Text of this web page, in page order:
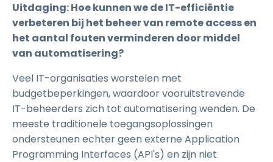
Uitdaging: Hoe kunnen we de IT-efficiëntie
verbeteren bij het beheer van remote access en
het aantal fouten verminderen door middel
van automatisering?
Veel IT-organisaties worstelen met
budgetbeperkingen, waardoor vooruitstrevende
IT-beheerders zich tot automatisering wenden. De
meeste traditionele toegangsoplossingen
ondersteunen echter geen externe Application
Programming Interfaces (API's) en zijn niet